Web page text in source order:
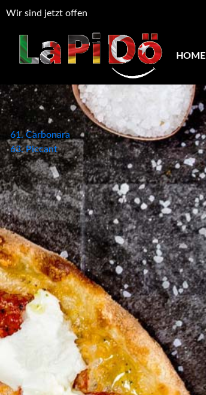
Wir sind jetzt offen
HOME
Beitragsnavigation
61. Carbonara
63. Piccant